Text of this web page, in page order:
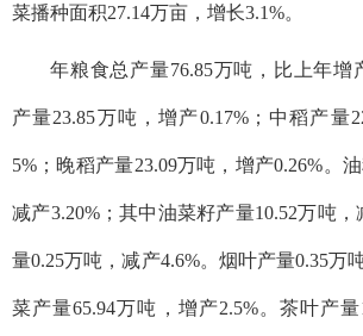
菜播种面积27.14万亩，增长3.1%。
年粮食总产量76.85万吨，比上年增
产量23.85万吨，增产0.17%；中稻产量
5%；晚稻产量23.09万吨，增产0.26%。
减产3.20%；其中油菜籽产量10.52万吨，
量0.25万吨，减产4.6%。烟叶产量0.35万
菜产量65.94万吨，增产2.5%。茶叶产